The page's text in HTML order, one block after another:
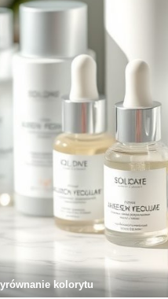
kolorytu